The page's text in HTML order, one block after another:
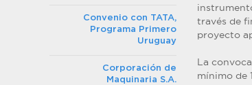
Convenio con TATA,
Programa Primero
Uruguay
Corporación de
Maquinaria S.A.
través de
proyecto
La
mínimo de